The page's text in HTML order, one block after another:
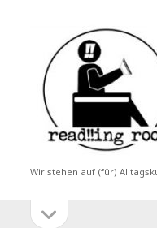
read!!ing
room
Wir stehen auf (für)
Seitenleiste
öffnen